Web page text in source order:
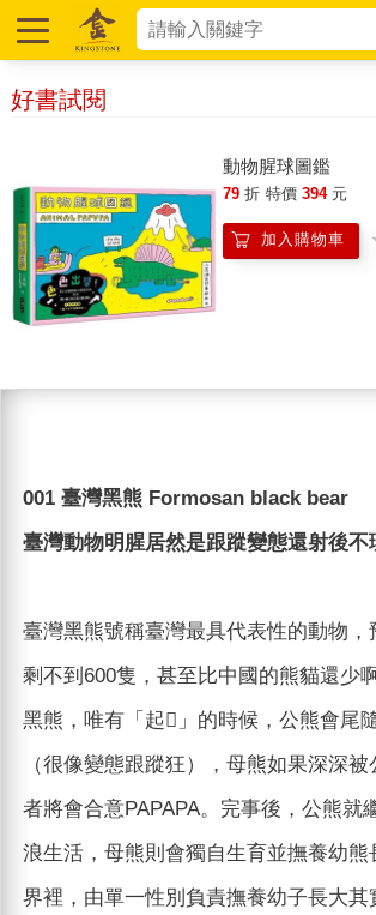
好書試閱
動物腥球圖鑑
79 折 特價 394 元
加入購物車
001 臺灣黑熊 Formosan black bear
臺灣動物明腥居然是跟蹤變態還射後不
臺灣黑熊號稱臺灣最具代表性的動物，
剩不到600隻，甚至比中國的熊貓還少
黑熊，唯有「起𪁎」的時候，公熊會尾
（很像變態跟蹤狂），母熊如果深深
者將會合意PAPAPA。完事後，公熊就
浪生活，母熊則會獨自生育並撫養幼熊
界裡，由單一性別負責撫養幼子長大其